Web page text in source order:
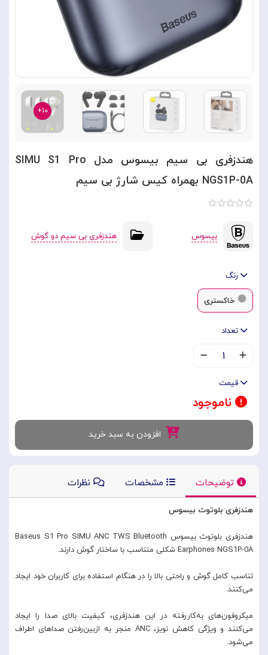
۱۰+
هندزفری بی سیم بیسوس مدل SIMU S1 Pro
NGS1P-0A بهمراه کیس شارژ بی سیم
بیسوس هندزفری بی سیم دو گوش
رنگ
خاکستری
تعداد
۱
قیمت
ناموجود
افزودن به سبد خرید
توضیحات مشخصات نظرات
هندزفری بلوتوث بیسوس
هندزفری بلوتوث بیسوس Baseus S1 Pro SIMU ANC TWS Bluetooth
Earphones NGS1P-0A شکلی متناسب با ساختار گوش دارند.
تناسب کامل گوش و راحتی بالا را در هنگام استفاده برای کاربران خود ایجاد
می‌کنند.
میکروفون‌های به‌کاررفته در این هندزفری، کیفیت بالای صدا را ایجاد
می‌کنند و ویژگی کاهش نویز، ANC منجر به ازبین‌رفتن صداهای اطراف
می‌شود.